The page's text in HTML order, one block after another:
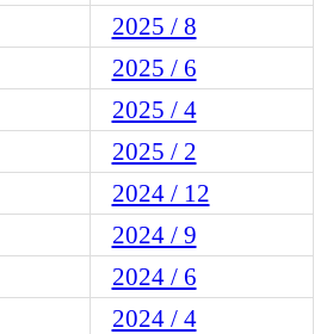
2025 / 8
2025 / 6
2025 / 4
2025 / 2
2024 / 12
2024 / 9
2024 / 6
2024 / 4